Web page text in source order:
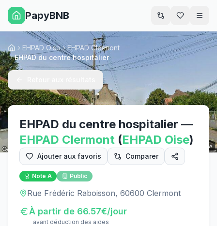
PapyBNB
Street View
AccueilEHPAD Oise
EHPAD Clermont
EHPAD du centre hospitalier
EHPAD du centre hospitalier —
EHPAD Clermont (EHPAD Oise)
Ajouter aux favoris Comparer
Note A Public
Rue Frédéric Raboisson, 60600 Clermont
À partir de 66.57€/jour
avant déduction des aides